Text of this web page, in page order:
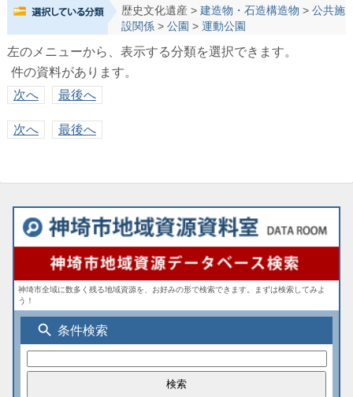
歴史文化遺産> 建造物・石造構造物 > 公共施
設関係> 公園 > 運動公園
左のメニューから、表示する分類を選択できます。
件の資料があります。
次へ
最後へ
次へ 最後へ
神埼市全域に数多く残る地域資源を、お好みの形で検索できます。まずは検索してみよ
う！
search 条件検索